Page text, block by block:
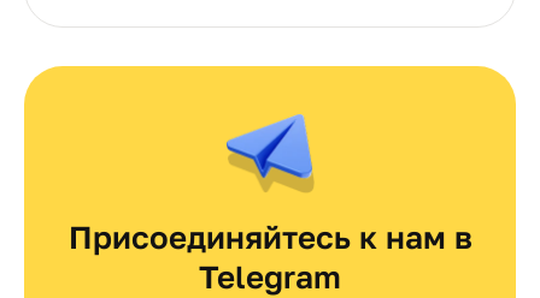
Присоединяйтесь к нам в
Telegram